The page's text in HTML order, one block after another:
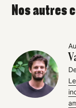
Nos autres